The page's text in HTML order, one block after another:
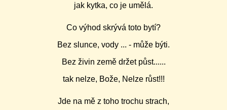
jak kytka, co je umělá.
Co výhod skrývá toto bytí?
Bez slunce, vody ... - může býti.
Bez živin země držet půst......
tak nelze, Bože, Nelze růst!!!
Jde na mě z toho trochu strach,